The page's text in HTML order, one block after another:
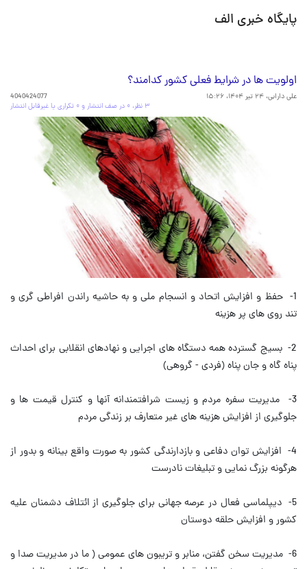
پایگاه خبری الف
اولویت ها در شرايط فعلی كشور کدامند؟
علی دارابی، ۲۴ تیر ۱۴۰۴، ۱۵:۲۶
4040424077
۳ نظر، ۰ در صف انتشار و ۰ تکراری یا غیرقابل انتشار
1- حفظ و افزايش اتحاد و انسجام ملى و به حاشيه راندن افراطى گرى و
تند روى هاى پر هزينه
2- بسيج گسترده همه دستگاه هاى اجرايی و نهادهاى انقلابى براى احداث
پناه گاه و جان پناه (فردى - گروهى)
3- مديريت سفره مردم و زيست شرافتمندانه آنها و كنترل قيمت ها و
جلوگيرى از افزايش هزينه هاى غير متعارف بر زندگى مردم
4- افزايش توان دفاعى و بازدارندگى كشور به صورت واقع بينانه و بدور از
هرگونه بزرگ نمايی و تبليغات نادرست
5- ديپلماسى فعال در عرصه جهانى براى جلوگيرى از ائتلاف دشمنان عليه
كشور و افزايش حلقه دوستان
6- مديريت سخن گفتن، منابر و تريبون هاى عمومى ( ما در مديريت صدا و